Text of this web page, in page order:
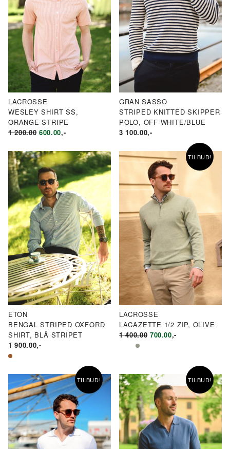
LACROSSE
WESLEY SHIRT SS,
ORANGE STRIPE
1 200.00 OPPRINNELIG
VAR:
KR1
200.00.
600.00NÅVÆRENDE
ER:
KR600.00.
,-
GRAN SASSO
STRIPED KNITTED SKIPPER
POLO, OFF-WHITE/BLUE
3 100.00,-
ETON
BENGAL STRIPED OXFORD
SHIRT, BLÅ STRIPET
1 900.00,-
TILBUD!
LACROSSE
LACAZETTE 1/2 ZIP, OLIVE
1 400.00 OPPRINNELIG
400.00.
700.00NÅVÆRENDE
KR700.00.
,-
TILBUD! TILBUD!